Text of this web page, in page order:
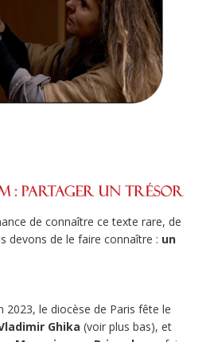
de connaître ce texte rare, de
devons de le faire connaître : un
2023, le diocèse de Paris fête le
Ghika (voir plus bas), et